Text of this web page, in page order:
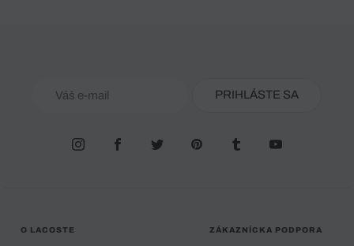
PRIHLÁSTE SA
O LACOSTE ZÁKAZNÍCKA PODPORA